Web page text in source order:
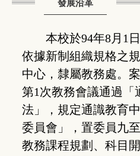
發展沿革
本校於94年8月1
依據新制組織規格之
中心，隸屬教務處。
第1次教務會議通過「
法」，規定通識教育
委員會」，置委員九
教務課程規劃、科目